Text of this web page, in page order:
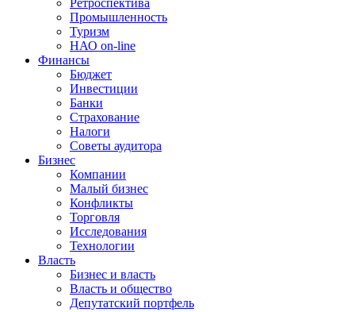
Ретроспектива
Промышленность
Туризм
НАО on-line
Финансы
Бюджет
Инвестиции
Банки
Страхование
Налоги
Советы аудитора
Бизнес
Компании
Малый бизнес
Конфликты
Торговля
Исследования
Технологии
Власть
Бизнес и власть
Власть и общество
Депутатский портфель